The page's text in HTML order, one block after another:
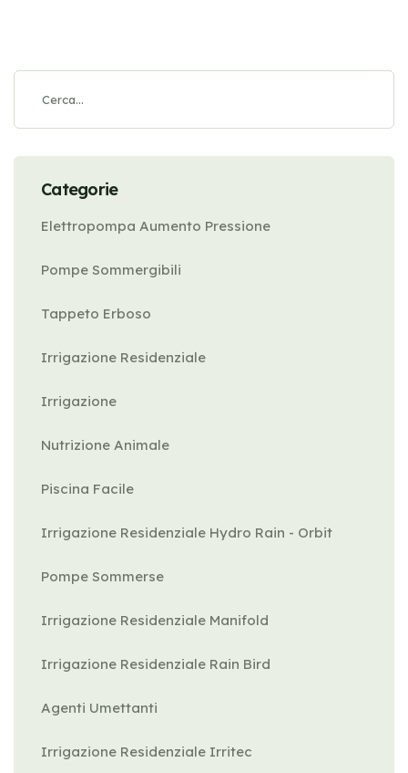
Categorie
Elettropompa Aumento Pressione
Pompe Sommergibili
Tappeto Erboso
Irrigazione Residenziale
Irrigazione
Nutrizione Animale
Piscina Facile
Irrigazione Residenziale Hydro Rain - Orbit
Pompe Sommerse
Irrigazione Residenziale Manifold
Irrigazione Residenziale Rain Bird
Agenti Umettanti
Irrigazione Residenziale Irritec